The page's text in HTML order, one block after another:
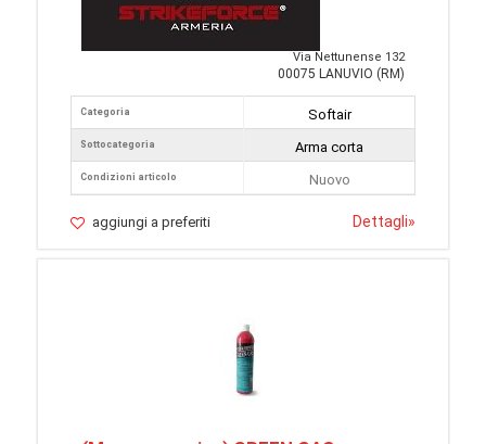
Via Nettunense 132
00075 LANUVIO (RM)
Categoria
Sottocategoria
Condizioni articolo
Softair
Arma corta
Nuovo
aggiungi a preferiti Dettagli»